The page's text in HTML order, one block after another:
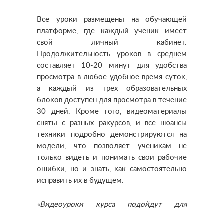
Все уроки размещены на обучающей
платформе, где каждый ученик имеет
свой личный кабинет.
Продолжительность уроков в среднем
составляет 10-20 минут для удобства
просмотра в любое удобное время суток,
а каждый из трех образовательных
блоков доступен для просмотра в течение
30 дней. Кроме того, видеоматериалы
сняты с разных ракурсов, и все нюансы
техники подробно демонстрируются на
модели, что позволяет ученикам не
только видеть и понимать свои рабочие
ошибки, но и знать, как самостоятельно
исправить их в будущем.
«Видеоуроки курса подойдут для